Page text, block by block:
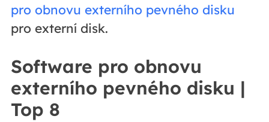
pro obnovu externího pevného disku
pro externí disk.
Software pro obnovu
externího pevného disku |
Top 8